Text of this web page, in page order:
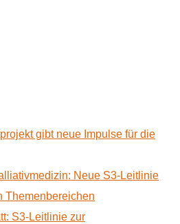
gibt neue Impulse für die
Neue S3-Leitlinie
Themenbereichen
S3-Leitlinie zur